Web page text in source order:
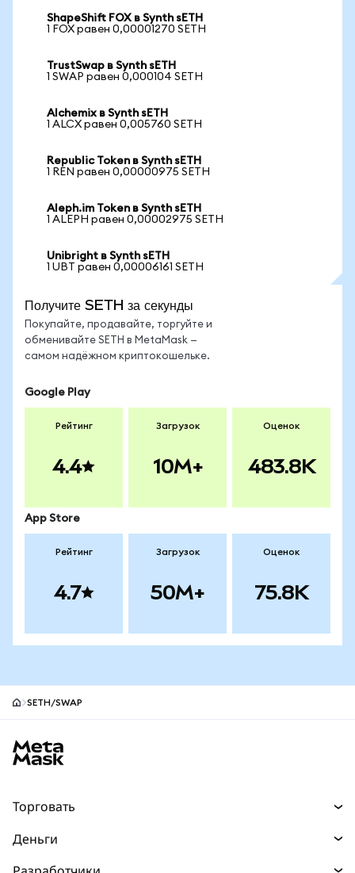
ShapeShift FOX в Synth sETH
1 FOX равен 0,00001270 SETH
TrustSwap в Synth sETH
1 SWAP равен 0,000104 SETH
Alchemix в Synth sETH
1 ALCX равен 0,005760 SETH
Republic Token в Synth sETH
1 REN равен 0,00000975 SETH
Aleph.im Token в Synth sETH
1 ALEPH равен 0,00002975 SETH
Unibright в Synth sETH
1 UBT равен 0,00006161 SETH
Получите SETH за секунды
Покупайте, продавайте, торгуйте и
обменивайте SETH в MetaMask —
самом надёжном криптокошельке.
Google Play
Рейтинг
4.4
Загрузок
10M+
Оценок
483.8K
App Store
Рейтинг
4.7
Загрузок
50M+
Оценок
75.8K
SETH/SWAP
Торговать
Деньги